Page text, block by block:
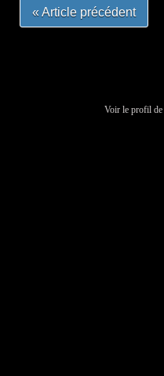
« Article précédent
Voir le profil de